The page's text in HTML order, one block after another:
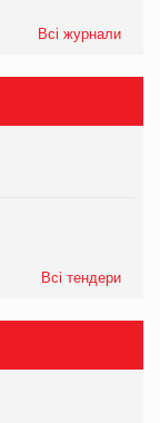
Всі журнали
Всі тендери